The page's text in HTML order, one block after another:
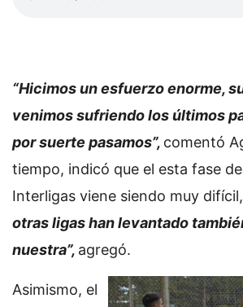
“Hicimos un esfuerzo enorme,
venimos sufriendo los últimos
por suerte pasamos”, comentó
tiempo, indicó que el esta fase
Interligas viene siendo muy
otras ligas han levantado
nuestra”, agregó.
Asimismo, el